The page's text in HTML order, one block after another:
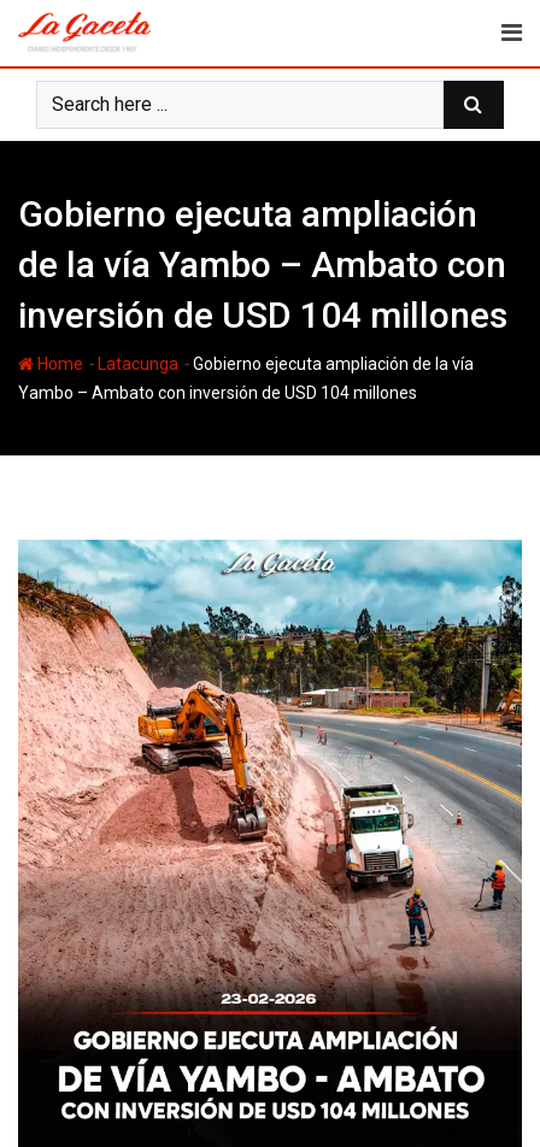
content
Gobierno ejecuta ampliación
de la vía Yambo – Ambato con
inversión de USD 104 millones
Home - Latacunga -Gobierno ejecuta ampliación de la vía
Yambo – Ambato con inversión de USD 104 millones